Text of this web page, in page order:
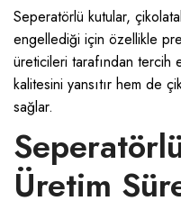
Seperatörlü kutular,
engellediği için özellikle
üreticileri tarafından tercih
kalitesini yansıtır hem de
sağlar.
Üretim